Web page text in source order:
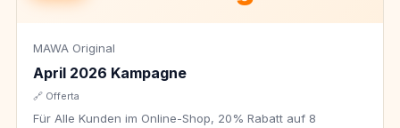
MAWA Original
April 2026 Kampagne
🔗 Offerta
Für Alle Kunden im Online-Shop, 20% Rabatt auf 8